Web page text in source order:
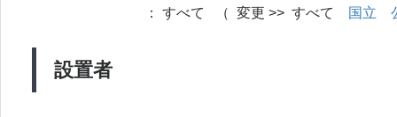
設置者
： すべて （ 変更 >> すべて 国立